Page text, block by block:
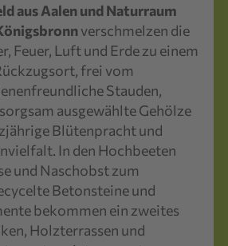
aus Aalen und Naturraum
verschmelzen die
Feuer, Luft und Erde zu einem
frei vom
Stauden,
ausgewählte Gehölze
Blütenpracht und
In den Hochbeeten
und Naschobst zum
Betonsteine und
bekommen ein zweites
Holzterrassen und